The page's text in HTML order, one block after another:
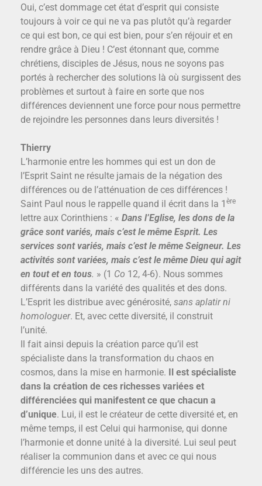
Oui, c’est dommage cet état d’esprit qui consiste
toujours à voir ce qui ne va pas plutôt qu’à regarder
ce qui est bon, ce qui est bien, pour s’en réjouir et en
rendre grâce à Dieu ! C’est étonnant que, comme
chrétiens, disciples de Jésus, nous ne soyons pas
portés à rechercher des solutions là où surgissent des
problèmes et surtout à faire en sorte que nos
différences deviennent une force pour nous permettre
de rejoindre les personnes dans leurs diversités !
Thierry
L’harmonie entre les hommes qui est un don de
l’Esprit Saint ne résulte jamais de la négation des
différences ou de l’atténuation de ces différences !
Saint Paul nous le rappelle quand il écrit dans la 1 ère
lettre aux Corinthiens : « Dans l’Eglise, les dons de la
grâce sont variés, mais c’est le même Esprit. Les
services sont variés, mais c’est le même Seigneur. Les
activités sont variées, mais c’est le même Dieu qui agit
en tout et en tous. » (1 Co 12, 4-6). Nous sommes
différents dans la variété des qualités et des dons.
L’Esprit les distribue avec générosité, sans aplatir ni
homologuer. Et, avec cette diversité, il construit
l’unité.
Il fait ainsi depuis la création parce qu’il est
spécialiste dans la transformation du chaos en
cosmos, dans la mise en harmonie.
Il est spécialiste
dans la création de ces richesses variées et
différenciées qui manifestent ce que chacun a
d’unique. Lui, il est le créateur de cette diversité et, en
même temps, il est Celui qui harmonise, qui donne
l’harmonie et donne unité à la diversité. Lui seul peut
réaliser la communion dans et avec ce qui nous
différencie les uns des autres.